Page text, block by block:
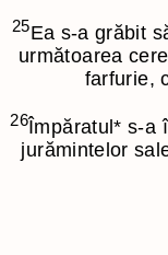
25Ea s-a grăbit
următoarea
farfurie,
26Împăratul* s-a
jurămintelor